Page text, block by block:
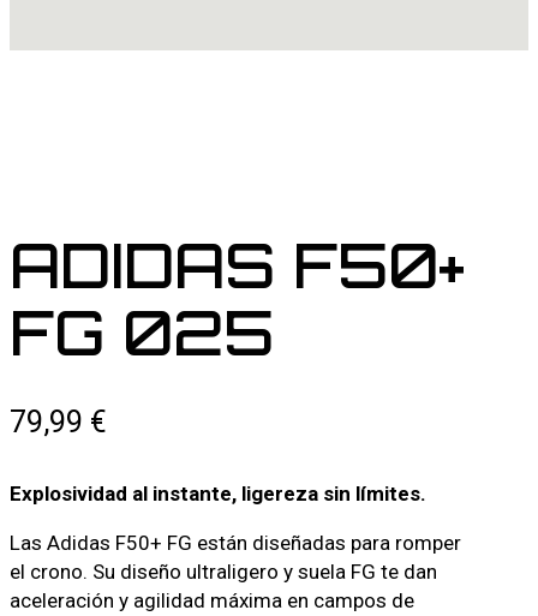
ADIDAS F50+
FG 025
79,99 €
Explosividad al instante, ligereza sin límites.
Las Adidas F50+ FG están diseñadas para romper
el crono. Su diseño ultraligero y suela FG te dan
aceleración y agilidad máxima en campos de